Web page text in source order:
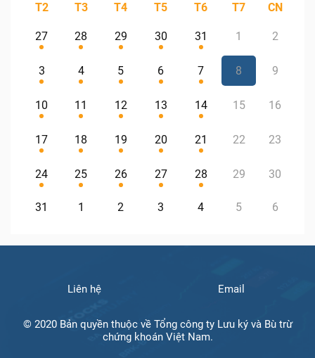
T2 T3 T4 T5 T6 T7 CN
27 28 29 30 31 1 2
3 4 5 6 7 8 9
10 11 12 13 14 15 16
17 18 19 20 21 22 23
24 25 26 27 28 29 30
31 1 2 3 4 5 6
Liên hệ Email
© 2020 Bản quyền thuộc về Tổng công ty Lưu ký và Bù trừ
chứng khoán Việt Nam.